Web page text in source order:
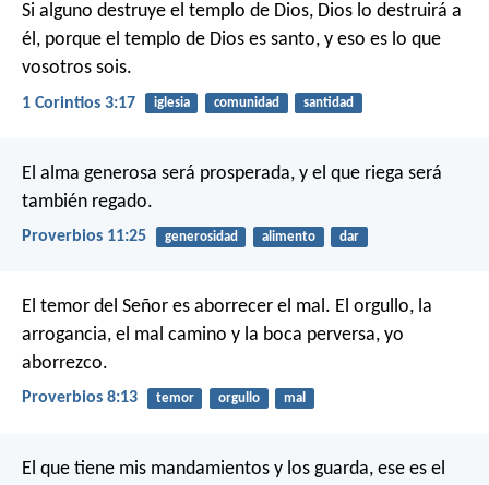
Si alguno destruye el templo de Dios, Dios lo destruirá a
él, porque el templo de Dios es santo, y eso es lo que
vosotros sois.
1 Corintios 3:17 iglesia comunidad santidad
El alma generosa será prosperada, y el que riega será
también regado.
Proverbios 11:25 generosidad alimento dar
El temor del Señor es aborrecer el mal. El orgullo, la
arrogancia, el mal camino y la boca perversa, yo
aborrezco.
Proverbios 8:13 temor orgullo mal
El que tiene mis mandamientos y los guarda, ese es el